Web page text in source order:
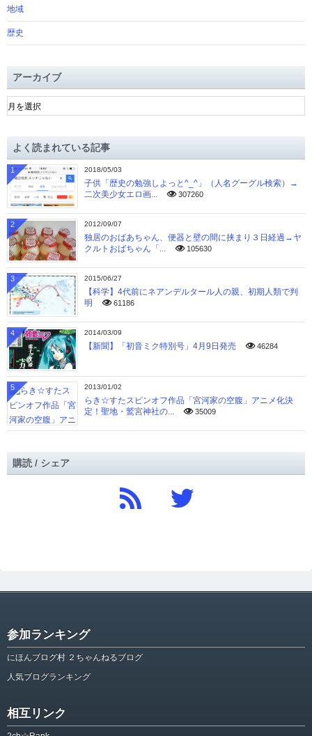
地域
歴史
アーカイブ
ア
ー
ブよく読まれている記事
2018/05/03
子供「歴史の勉強しよっと^_^」（人名グーグル検索）→
二次美少女エロ画...
307260
1
2012/09/07
独居のおばあちゃん、便器と壁の間に挟まり３日経過→ヤ
クルトおばちゃん「...
105630
2
2015/06/27
【科学】4代前にネアンデルタール人の親、初期人類で判
明
61186
3
2014/03/09
【新聞】「初音ミク特別号」4月9日発売 46284
4
2013/01/02
らき☆すたスピンオフ作品「宮河家の空腹」アニメ化決
定！聖地・鷲宮神社の...
35009
5
購読 / シェア
参加ランキング
にほんブログ村 ２ちゃんねるブログ
人気ブログランキング
相互リンク